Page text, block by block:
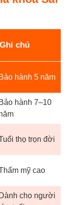
Ghi chú
Bảo hành 5 năm
Bảo hành 7–10
thọ trọn đời
mỹ cao
Dành cho người